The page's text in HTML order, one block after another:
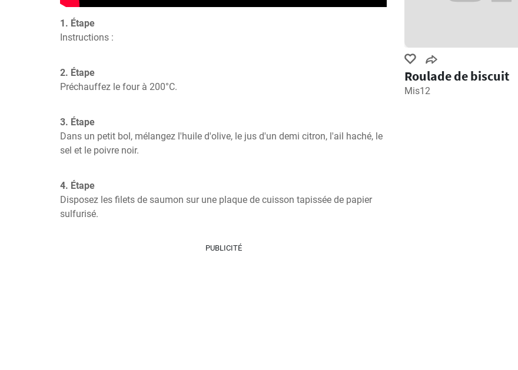
1. Étape
Instructions :
2. Étape
Préchauffez le four à 200°C.
3. Étape
Dans un petit bol, mélangez l'huile d'olive, le jus d'un demi citron, l'ail haché, le
sel et le poivre noir.
4. Étape
Disposez les filets de saumon sur une plaque de cuisson tapissée de papier
sulfurisé.
PUBLICITÉ
Roulade de biscuit
Mis12